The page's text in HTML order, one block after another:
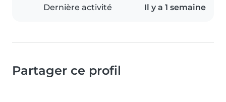
Dernière activité Il y a 1 semaine
Partager ce profil